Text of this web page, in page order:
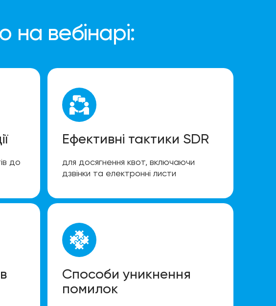
на вебінарі:
до
Ефективні тактики SDR
для досягнення квот, включаючи
дзвінки та електронні листи
Способи уникнення
помилок